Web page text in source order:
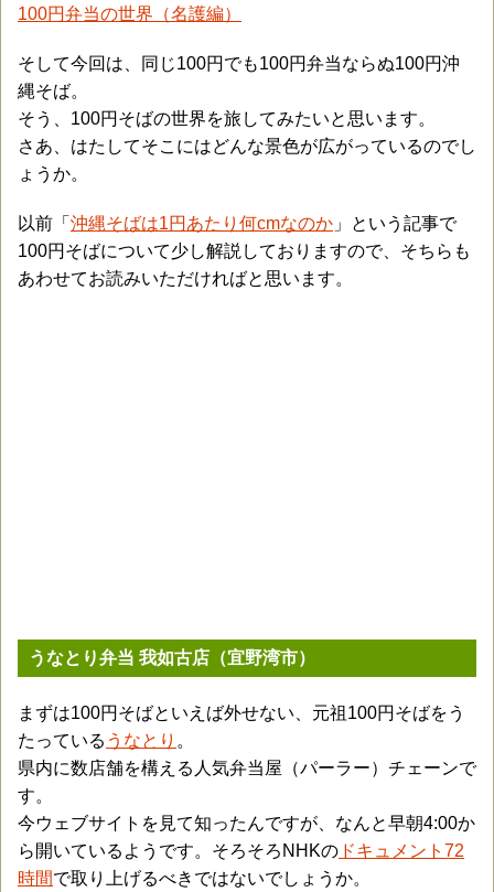
100円弁当の世界（名護編）
そして今回は、同じ100円でも100円弁当ならぬ100円沖
縄そば。
そう、100円そばの世界を旅してみたいと思います。
さあ、はたしてそこにはどんな景色が広がっているのでし
ょうか。
以前「 沖縄そばは1円あたり何cmなのか 」という記事で
100円そばについて少し解説しておりますので、そちらも
あわせてお読みいただければと思います。
うなとり弁当 我如古店（宜野湾市）
まずは100円そばといえば外せない、元祖100円そばをう
たっている うなとり 。
県内に数店舗を構える人気弁当屋（パーラー）チェーンで
す。
今ウェブサイトを見て知ったんですが、なんと早朝4:00か
ら開いているようです。そろそろNHKの ドキュメント72
時間で取り上げるべきではないでしょうか。